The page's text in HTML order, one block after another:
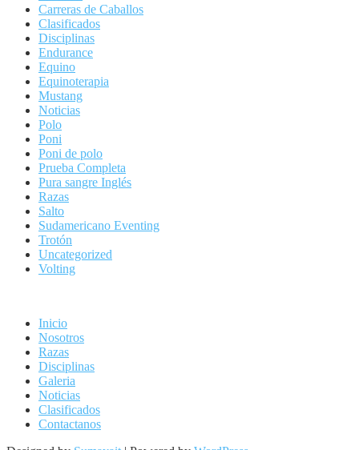
Carreras de Caballos
Clasificados
Disciplinas
Endurance
Equino
Equinoterapia
Mustang
Noticias
Polo
Poni
Poni de polo
Prueba Completa
Pura sangre Inglés
Razas
Salto
Sudamericano Eventing
Trotón
Uncategorized
Volting
Inicio
Nosotros
Razas
Disciplinas
Galeria
Noticias
Clasificados
Contactanos